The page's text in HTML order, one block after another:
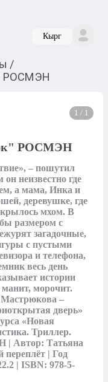
Кырг
/
РОСМЭН
1 / 1
РОСМЭН
– пошутил
неизвестно где
а мама, Инка и
деревушке, где
мхом. В
размером с
загадочные,
с пустыми
и телефона,
весь день
истории
манит, морочит.
Мастрюкова –
дверь»
«Новая
Триллер.
| Автор: Татьяна
| Год
| ISBN: 978-5-